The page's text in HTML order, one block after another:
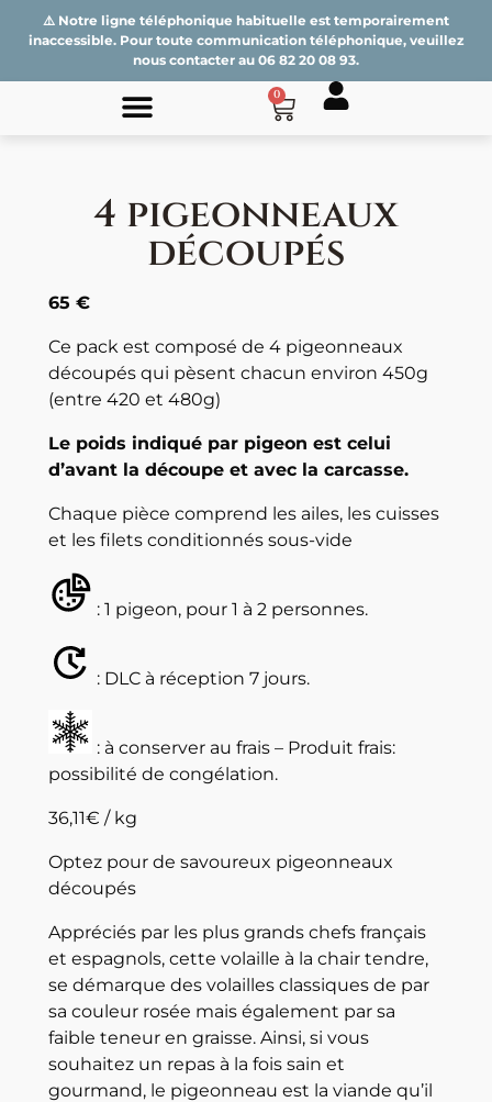
⚠️ Notre ligne téléphonique habituelle est temporairement
inaccessible. Pour toute communication téléphonique, veuillez
nous contacter au 06 82 20 08 93.
0
4 pigeonneaux
découpés
65 €
Ce pack est composé de 4 pigeonneaux
découpés qui pèsent chacun environ 450g
(entre 420 et 480g)
Le poids indiqué par pigeon est celui
d’avant la découpe et avec la carcasse.
Chaque pièce comprend les ailes, les cuisses
et les filets conditionnés sous-vide
: 1 pigeon, pour 1 à 2 personnes.
: DLC à réception 7 jours.
: à conserver au frais – Produit frais:
possibilité de congélation.
36,11€ / kg
Optez pour de savoureux pigeonneaux
découpés
Appréciés par les plus grands chefs français
et espagnols, cette volaille à la chair tendre,
se démarque des volailles classiques de par
sa couleur rosée mais également par sa
faible teneur en graisse. Ainsi, si vous
souhaitez un repas à la fois sain et
gourmand, le pigeonneau est la viande qu’il